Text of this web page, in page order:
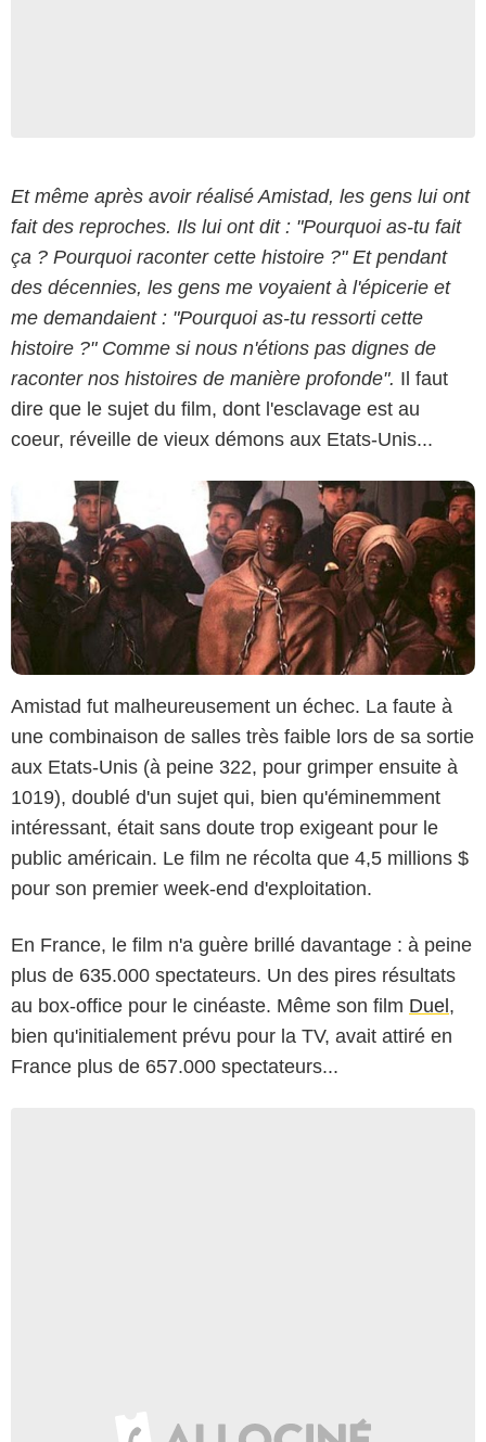
Et même après avoir réalisé Amistad, les gens lui ont
fait des reproches. Ils lui ont dit : "Pourquoi as-tu fait
ça ? Pourquoi raconter cette histoire ?" Et pendant
des décennies, les gens me voyaient à l'épicerie et
me demandaient : "Pourquoi as-tu ressorti cette
histoire ?" Comme si nous n'étions pas dignes de
raconter nos histoires de manière profonde". Il faut
dire que le sujet du film, dont l'esclavage est au
coeur, réveille de vieux démons aux Etats-Unis...
DreamWorks
Amistad fut malheureusement un échec. La faute à
une combinaison de salles très faible lors de sa sortie
aux Etats-Unis (à peine 322, pour grimper ensuite à
1019), doublé d'un sujet qui, bien qu'éminemment
intéressant, était sans doute trop exigeant pour le
public américain. Le film ne récolta que 4,5 millions $
pour son premier week-end d'exploitation.
En France, le film n'a guère brillé davantage : à peine
plus de 635.000 spectateurs. Un des pires résultats
au box-office pour le cinéaste. Même son film Duel ,
bien qu'initialement prévu pour la TV, avait attiré en
France plus de 657.000 spectateurs...